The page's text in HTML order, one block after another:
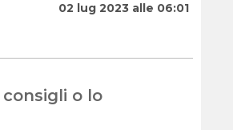
02 lug 2023 alle 06:01
o lo